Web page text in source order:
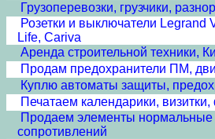
Грузоперевозки, грузчики,
Розетки и выключатели Legrand
Life, Cariva
Аренда строительной техники,
Продам предохранители ПМ,
Куплю автоматы защиты,
Печатаем календарики,
Продаем элементы нормальные
сопротивлений